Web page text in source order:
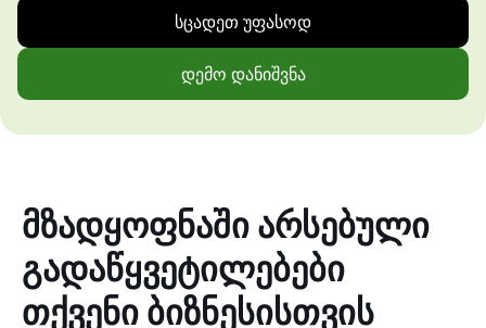
სცადეთ უფასოდ
დემო დანიშვნა
მზადყოფნაში არსებული
გადაწყვეტილებები
თქვენი ბიზნესისთვის